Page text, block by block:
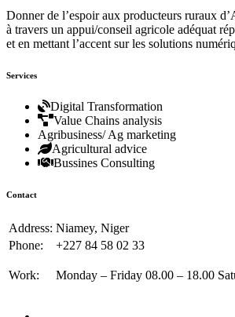
Donner de l’espoir aux producteurs ruraux
à travers un appui/conseil agricole adéquat
et en mettant l’accent sur les solutions
Services
Digital Transformation
Value Chains analysis
Agribusiness/ Ag marketing
Agricultural advice
Bussines Consulting
Contact
Address: Niamey, Niger
Phone:
+227 84 58 02 33
Work: Monday – Friday 08.00 – 18.00